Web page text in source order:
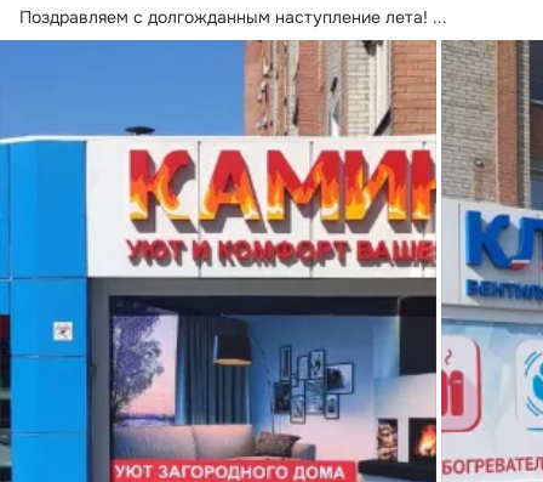
Поздравляем с долгожданным наступление лета! ...